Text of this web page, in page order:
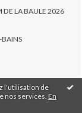
l'utilisation de
nos services. En
DE LA BAULE 2026
BAINS